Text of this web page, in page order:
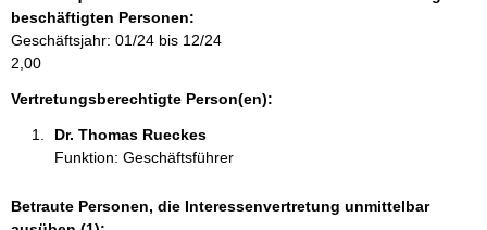
i
o
n
e
beschäftigten Personen:
Geschäftsjahr: 01/24 bis 12/24
2,00
Vertretungsberechtigte Person(en):
Dr. Thomas Rueckes
Funktion: Geschäftsführer
Betraute Personen, die Interessenvertretung unmittelbar